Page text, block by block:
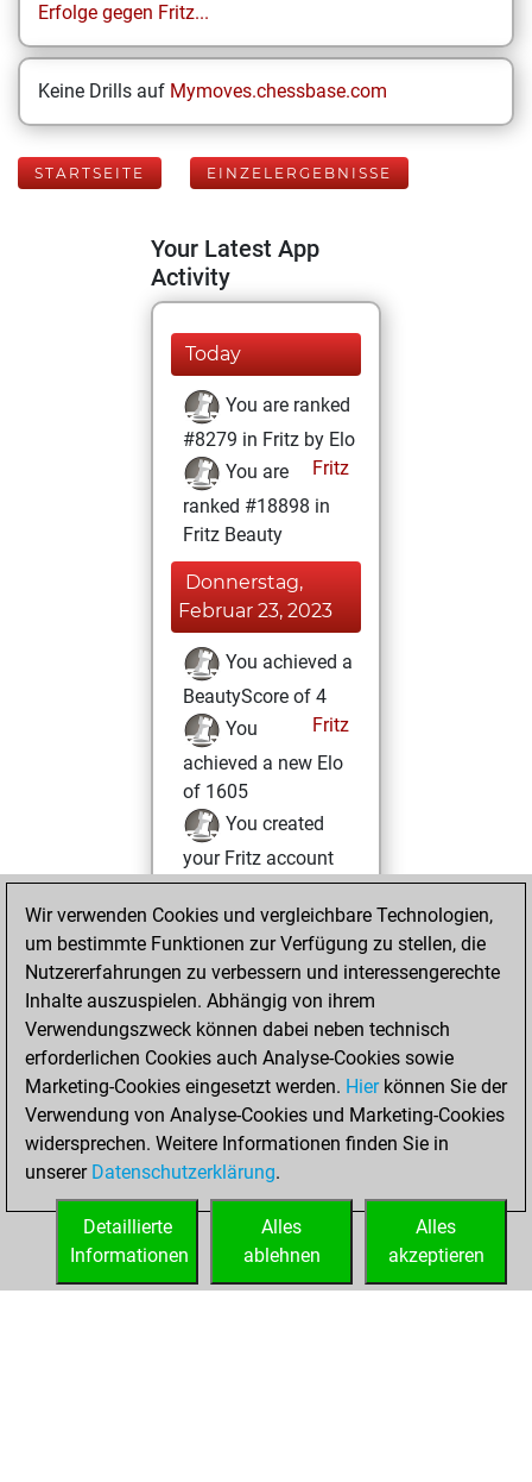
Erfolge gegen Fritz...
Keine Drills auf Mymoves.chessbase.com
STARTSEITE EINZELERGEBNISSE
Your Latest App
Activity
Today
You are ranked
#8279 in Fritz by Elo
Fritz
You are
ranked #18898 in
Fritz Beauty
Donnerstag,
Februar 23, 2023
You achieved a
BeautyScore of 4
Fritz
You
achieved a new Elo
of 1605
You created
your Fritz account
Dienstag,
Februar 21, 2023
You played 4
blitz games
Play
You scored +0
=0 -4 in blitz
You played 3
bullet games
You scored +1
=0 -2 in bullet
Wir verwenden Cookies und vergleichbare Technologien,
um bestimmte Funktionen zur Verfügung zu stellen, die
Nutzererfahrungen zu verbessern und interessengerechte
Inhalte auszuspielen. Abhängig von ihrem
Verwendungszweck können dabei neben technisch
erforderlichen Cookies auch Analyse-Cookies sowie
Marketing-Cookies eingesetzt werden. Hierkönnen Sie der
Verwendung von Analyse-Cookies und Marketing-Cookies
widersprechen. Weitere Informationen finden Sie in
unserer Datenschutzerklärung.
Alles
akzeptieren
Alles
ablehnen
Detaillierte
Informationen